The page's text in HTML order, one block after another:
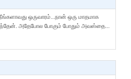
ஒருவாரம்...நான் ஒரு மாதமாக
வந்தேன். அதேபோல போகும் போதும் அவஸ்தை...